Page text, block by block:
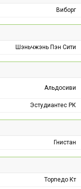
Виборг
Шэньчжэнь Пэн Сити
Альдосиви
Эстудиантес РК
Гнистан
Торпедо Кт